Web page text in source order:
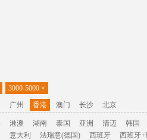
3000-5000 ×
广州 香港 澳门 长沙 北京
港澳 湖南 泰国 亚洲 清迈
韩国
意大利 法瑞意(德国) 西班牙
西班牙+